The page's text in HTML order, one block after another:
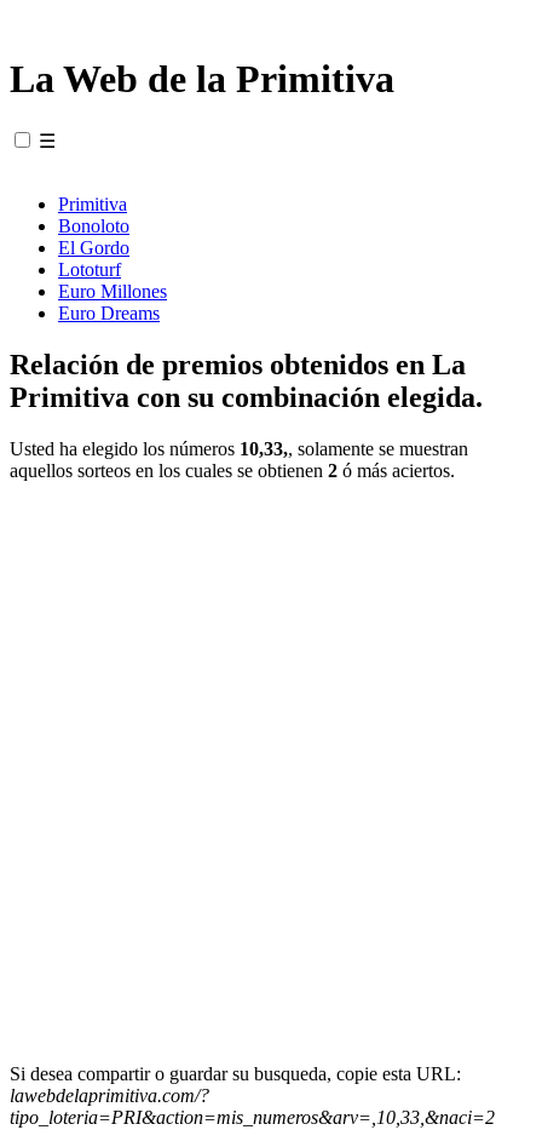
La Web de la Primitiva
☰
Primitiva
Bonoloto
El Gordo
Lototurf
Euro Millones
Euro Dreams
Relación de premios obtenidos en La
Primitiva con su combinación elegida.
Usted ha elegido los números 10,33,, solamente se muestran
aquellos sorteos en los cuales se obtienen 2 ó más aciertos.
Si desea compartir o guardar su busqueda, copie esta URL:
lawebdelaprimitiva.com/?
tipo_loteria=PRI&action=mis_numeros&arv=,10,33,&naci=2